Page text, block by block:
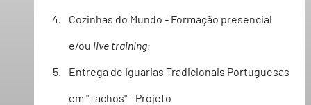
Cozinhas do Mundo - Formação presencial
e/ou live training;
Entrega de Iguarias Tradicionais Portuguesas
em "Tachos" - Projeto